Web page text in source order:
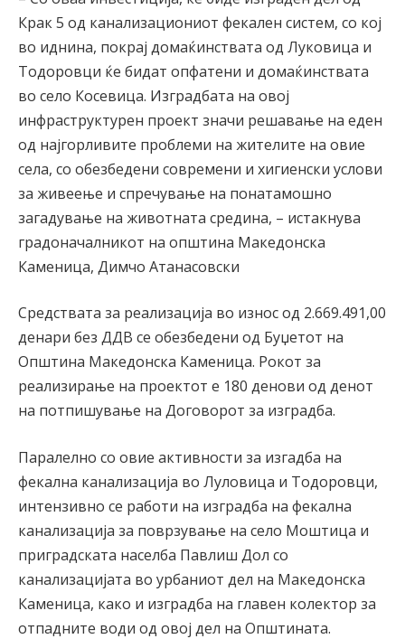
Крак 5 од канализациониот фекален систем, со кој
во иднина, покрај домаќинствата од Луковица и
Тодоровци ќе бидат опфатени и домаќинствата
во село Косевица. Изградбата на овој
инфраструктурен проект значи решавање на еден
од најгорливите проблеми на жителите на овие
села, со обезбедени современи и хигиенски услови
за живеење и спречување на понатамошно
загадување на животната средина, – истакнува
градоначалникот на општина Македонска
Каменица, Димчо Атанасовски
Средствата за реализација во износ од 2.669.491,00
денари без ДДВ се обезбедени од Буџетот на
Општина Македонска Каменица. Рокот за
реализирање на проектот е 180 денови од денот
на потпишување на Договорот за изградба.
Паралелно со овие активности за изгадба на
фекална канализација во Луловица и Тодоровци,
интензивно се работи на изградба на фекална
канализација за поврзување на село Моштица и
приградската населба Павлиш Дол со
канализацијата во урбаниот дел на Македонска
Каменица, како и изградба на главен колектор за
отпадните води од овој дел на Општината.